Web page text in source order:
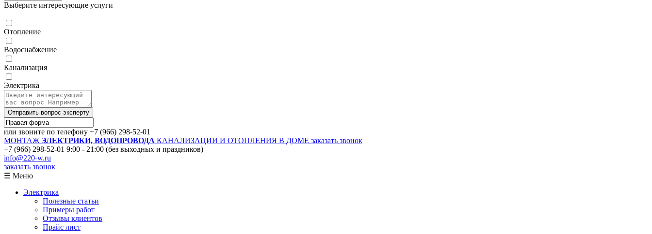
Выберите интересующие услуги
Отопление
Водоснабжение
Канализация
Электрика
Отправить вопрос эксперту
или звоните по телефону +7 (966) 298-52-01
МОНТАЖ ЭЛЕКТРИКИ, ВОДОПРОВОДА КАНАЛИЗАЦИИ И ОТОПЛЕНИЯ В ДОМЕ заказать звонок
+7 (966) 298-52-01 9:00 - 21:00 (без выходных и праздников)
info@220-w.ru
заказать звонок
☰ Меню
Электрика
Полезные статьи
Примеры работ
Отзывы клиентов
Прайс лист